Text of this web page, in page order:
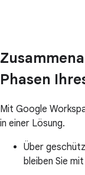
Phasen
Mit Google
in einer Lösung.
Über
bleiben Sie